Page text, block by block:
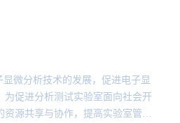
微分析技术的发展，促进电子显
为促进分析测试实验室面向社会开
源共享与协作，提高实验室管理